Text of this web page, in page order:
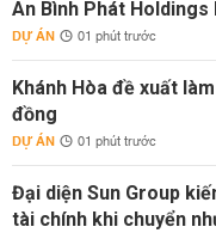
An Bình Phát Holdings
DỰ ÁN 01 phút trước
Khánh Hòa đề xuất
đồng
DỰ ÁN 01 phút trước
Đại diện Sun Group
tài chính khi chuyển